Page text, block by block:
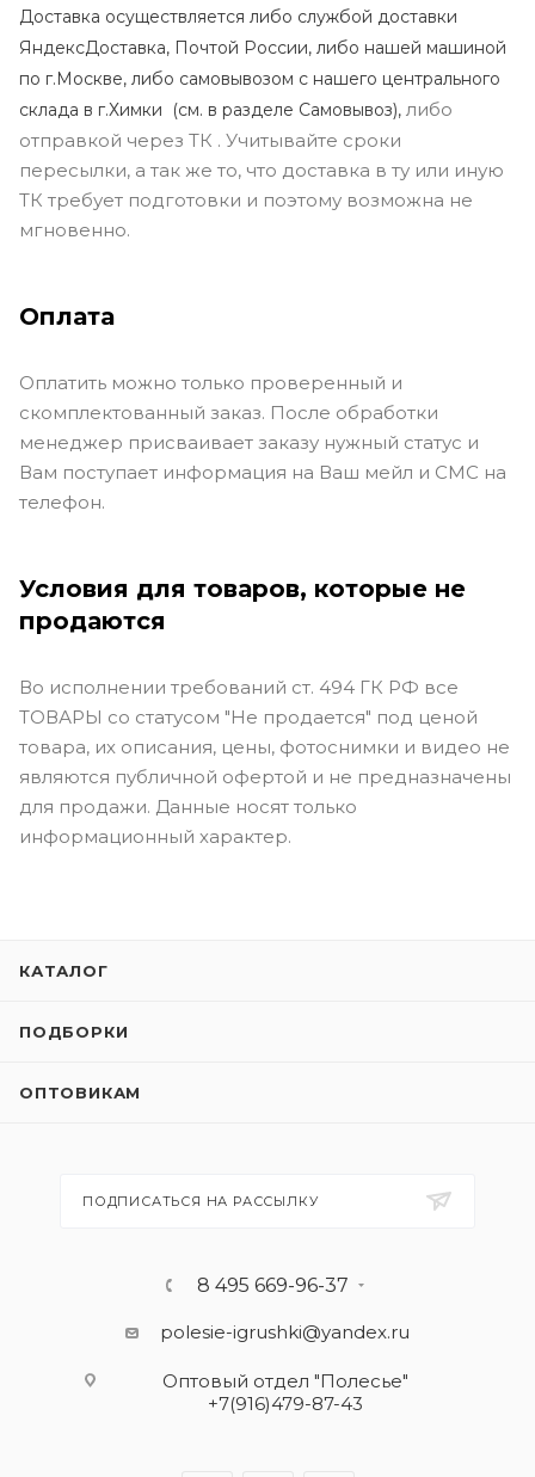
Доставка осуществляется либо службой доставки
ЯндексДоставка, Почтой России, либо нашей машиной
по г.Москве, либо самовывозом с нашего центрального
склада в г.Химки (см. в разделе Самовывоз), либо
отправкой через ТК . Учитывайте сроки
пересылки, а так же то, что доставка в ту или иную
ТК требует подготовки и поэтому возможна не
мгновенно.
Оплата
Оплатить можно только проверенный и
скомплектованный заказ. После обработки
менеджер присваивает заказу нужный статус и
Вам поступает информация на Ваш мейл и СМС на
телефон.
Условия для товаров, которые не
продаются
Во исполнении требований ст. 494 ГК РФ все
ТОВАРЫ со статусом "Не продается" под ценой
товара, их описания, цены, фотоснимки и видео не
являются публичной офертой и не предназначены
для продажи. Данные носят только
информационный характер.
КАТАЛОГ
ПОДБОРКИ
ОПТОВИКАМ
ПОДПИСАТЬСЯ НА РАССЫЛКУ
8 495 669-96-37
polesie-igrushki@yandex.ru
Оптовый отдел "Полесье"
+7(916)479-87-43